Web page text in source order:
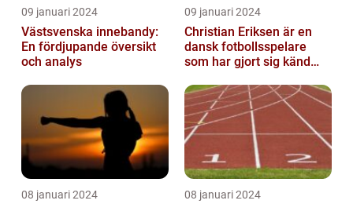
09 januari 2024
Västsvenska innebandy:
En fördjupande översikt
och analys
09 januari 2024
Christian Eriksen är en
dansk fotbollsspelare
som har gjort sig känd
mittfältarna...
08 januari 2024 08 januari 2024